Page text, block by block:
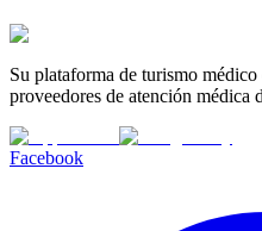
Su plataforma de turismo
proveedores de atención médica
Facebook